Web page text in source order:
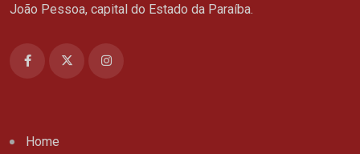
João Pessoa, capital do Estado da Paraíba.
Home